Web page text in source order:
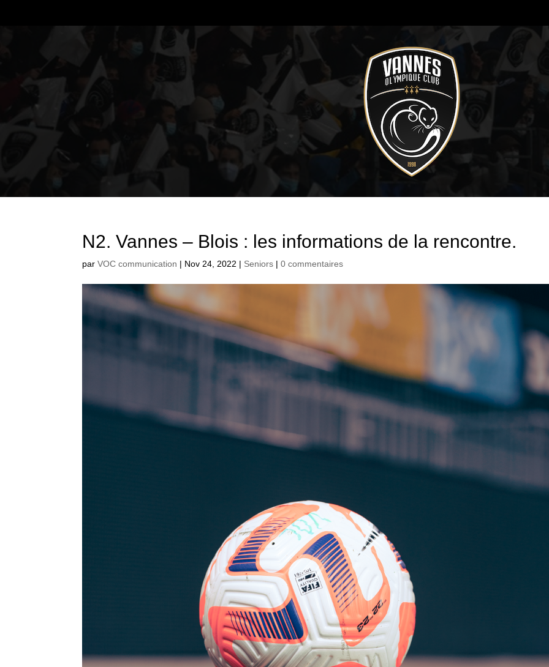
N2. Vannes – Blois : les informations de la rencontre.
parVOC communication | Nov 24, 2022 | Seniors |0 commentaires